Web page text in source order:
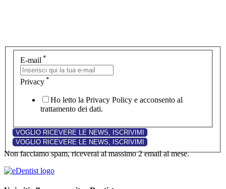
E-mail *
Privacy *
Ho letto la Privacy Policy e acconsento al
trattamento dei dati.
Non facciamo spam, riceverai al massimo 2 email al mese.